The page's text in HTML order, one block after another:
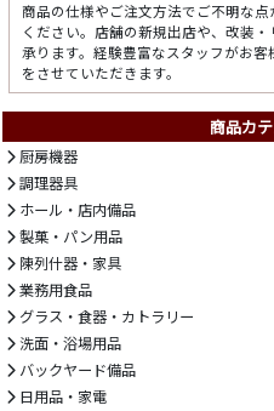
商品の仕様やご注文方法でご不明な
ください。店舗の新規出店や、改装
承ります。経験豊富なスタッフがお
をさせていただきます。
商品カ
厨房機器
調理器具
ホール・店内備品
製菓・パン用品
陳列什器・家具
業務用食品
グラス・食器・カトラリー
洗面・浴場用品
バックヤード備品
日用品・家電